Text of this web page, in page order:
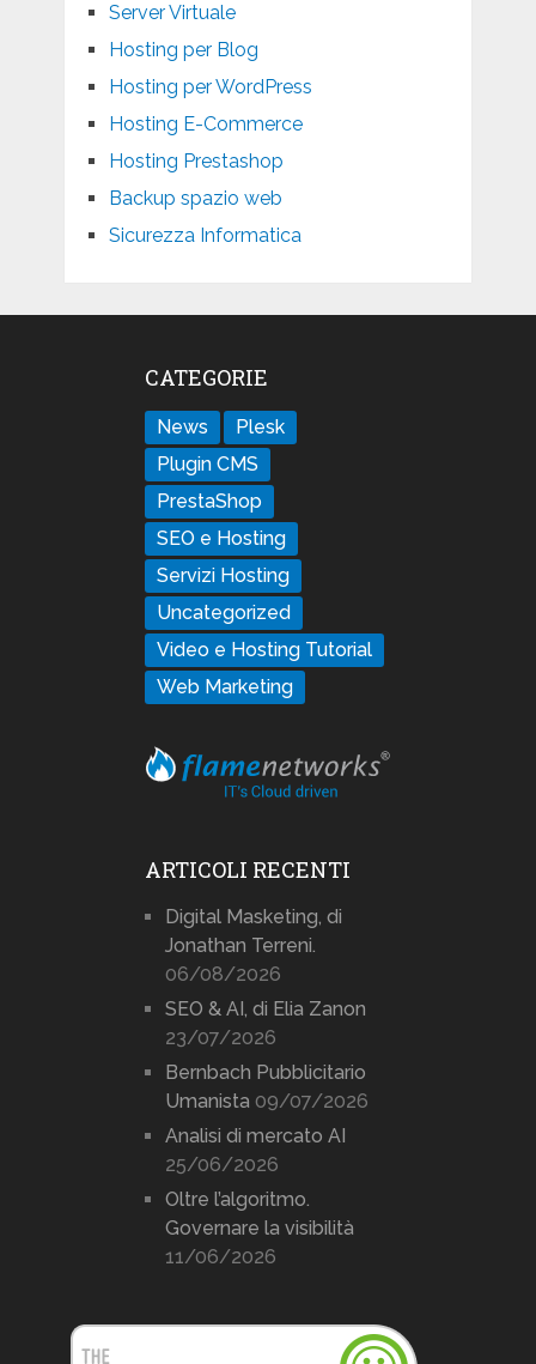
Server Virtuale
Hosting per Blog
Hosting per WordPress
Hosting E-Commerce
Hosting Prestashop
Backup spazio web
Sicurezza Informatica
CATEGORIE
News
Plesk
Plugin CMS
PrestaShop
SEO e Hosting
Servizi Hosting
Uncategorized
Video e Hosting Tutorial
Web Marketing
ARTICOLI RECENTI
Digital Masketing, di
Jonathan Terreni.
06/08/2026
SEO & AI, di Elia Zanon
23/07/2026
Bernbach Pubblicitario
Umanista 09/07/2026
Analisi di mercato AI
25/06/2026
Oltre l’algoritmo.
Governare la visibilità
11/06/2026